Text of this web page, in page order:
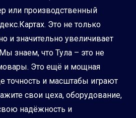
или производственный
Это не только
и значительно увеличивает
знаем, что Тула – это не
Это ещё и мощная
точность и масштабы играют
свои цеха, оборудование,
надёжность и